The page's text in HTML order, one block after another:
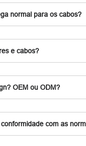
normal para os cabos?
e cabos?
OEM ou ODM?
com as